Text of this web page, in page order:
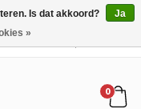
0
Is dat akkoord?
Ja
»